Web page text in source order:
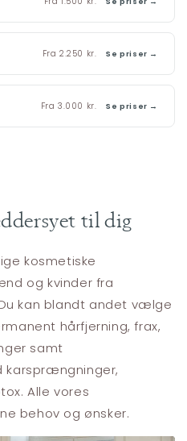
Fra 2.250 kr. Se priser →
Fra 3.000 kr. Se priser →
til dig
kosmetiske
og kvinder fra
kan blandt andet vælge
hårfjerning, frax,
samt
karsprængninger,
Alle vores
behov og ønsker.